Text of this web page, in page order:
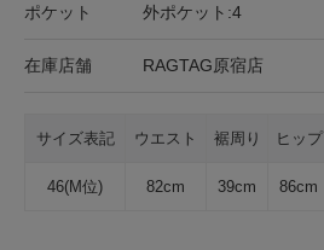
ポケット 外ポケット:4
在庫店舗 RAGTAG原宿店
サイズ表記 ウエスト 裾周り ヒップ
46(M位) 82cm 39cm 86cm